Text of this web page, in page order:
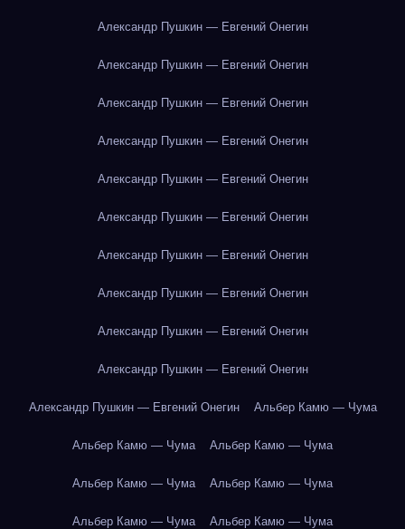
Александр Пушкин — Евгений Онегин
Александр Пушкин — Евгений Онегин
Александр Пушкин — Евгений Онегин
Александр Пушкин — Евгений Онегин
Александр Пушкин — Евгений Онегин
Александр Пушкин — Евгений Онегин
Александр Пушкин — Евгений Онегин
Александр Пушкин — Евгений Онегин
Александр Пушкин — Евгений Онегин
Александр Пушкин — Евгений Онегин
Александр Пушкин — Евгений Онегин Альбер Камю — Чума
Альбер Камю — Чума Альбер Камю — Чума
Альбер Камю — Чума Альбер Камю — Чума
Альбер Камю — Чума Альбер Камю — Чума